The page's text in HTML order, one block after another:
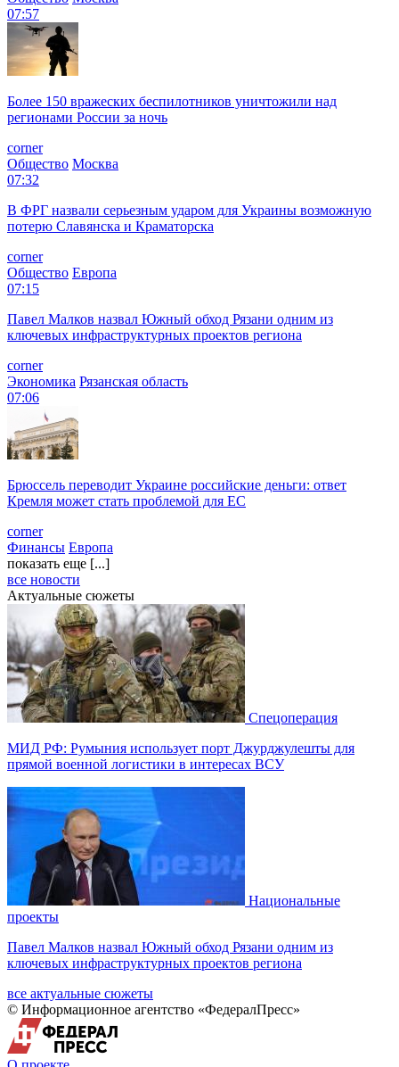
«Разнесли в хлам»: в портах Одессы и Черноморска
российская армия поразила склады военного имущества ВСУ
corner
Общество
09:16
Украине
Общество
09:13
corner
08:40
Американцы отдали ИИ право принимать ключевые решения:
как не стать заложником машины
corner
Общество Москва
07:57
Более 150 вражеских беспилотников уничтожили над
регионами России за ночь
Общество Москва
07:32
В ФРГ назвали серьезным ударом для Украины возможную
потерю Славянска и Краматорска
corner
07:15
ключевых инфраструктурных проектов региона
corner
Экономика Рязанская область
07:06
Брюссель переводит Украине российские деньги: ответ
Кремля может стать проблемой для EC
corner
Финансы Европа
показать еще [...]
все новости
Актуальные сюжеты